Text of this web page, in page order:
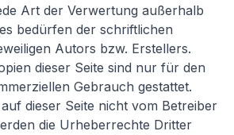
Art der Verwertung außerhalb
bedürfen der schriftlichen
Autors bzw. Erstellers.
dieser Seite sind nur für den
Gebrauch gestattet.
dieser Seite nicht vom Betreiber
die Urheberrechte Dritter